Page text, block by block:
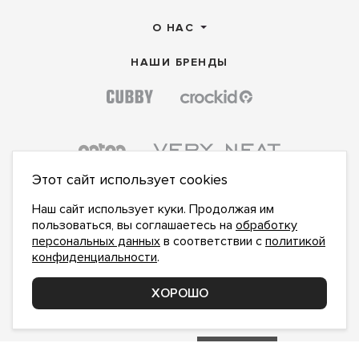
О НАС
НАШИ БРЕНДЫ
ПОДПИСАТЬСЯ НА НОВОСТИ:
сполитикой конфиденциальностиознакомлен и
Этот сайт использует cookies
Наш сайт использует куки. Продолжая им
пользоваться, вы соглашаетесь на обработку
персональных данных в соответствии с политикой
конфиденциальности.
ХОРОШО